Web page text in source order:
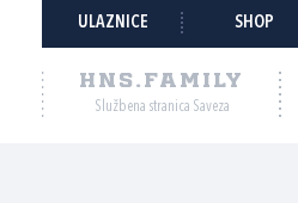
ULAZNICE SHOP
HNS.FAMILY
Službena stranica Saveza